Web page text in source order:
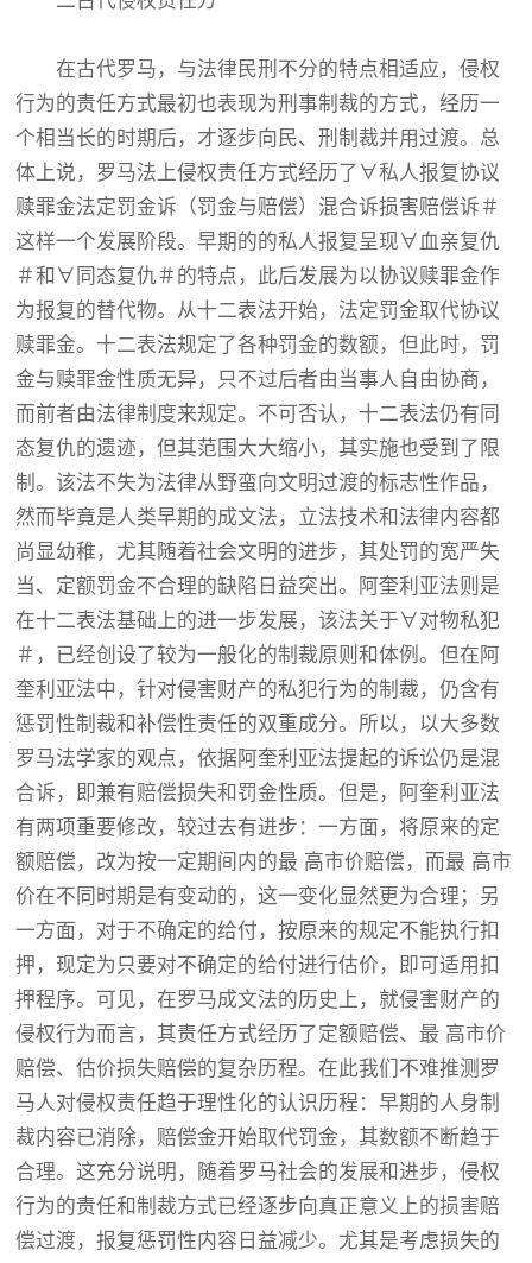
在古代罗马，与法律民刑不分的特点相适应，侵权
行为的责任方式最初也表现为刑事制裁的方式，经历一
个相当长的时期后，才逐步向民、刑制裁并用过渡。总
体上说，罗马法上侵权责任方式经历了∀私人报复协议
赎罪金法定罚金诉（罚金与赔偿）混合诉损害赔偿诉＃
这样一个发展阶段。早期的的私人报复呈现∀血亲复仇
＃和∀同态复仇＃的特点，此后发展为以协议赎罪金作
为报复的替代物。从十二表法开始，法定罚金取代协议
赎罪金。十二表法规定了各种罚金的数额，但此时，罚
金与赎罪金性质无异，只不过后者由当事人自由协商，
而前者由法律制度来规定。不可否认，十二表法仍有同
态复仇的遗迹，但其范围大大缩小，其实施也受到了限
制。该法不失为法律从野蛮向文明过渡的标志性作品，
然而毕竟是人类早期的成文法，立法技术和法律内容都
尚显幼稚，尤其随着社会文明的进步，其处罚的宽严失
当、定额罚金不合理的缺陷日益突出。阿奎利亚法则是
在十二表法基础上的进一步发展，该法关于∀对物私犯
＃，已经创设了较为一般化的制裁原则和体例。但在阿
奎利亚法中，针对侵害财产的私犯行为的制裁，仍含有
惩罚性制裁和补偿性责任的双重成分。所以，以大多数
罗马法学家的观点，依据阿奎利亚法提起的诉讼仍是混
合诉，即兼有赔偿损失和罚金性质。但是，阿奎利亚法
有两项重要修改，较过去有进步：一方面，将原来的定
额赔偿，改为按一定期间内的最 高市价赔偿，而最 高市
价在不同时期是有变动的，这一变化显然更为合理；另
一方面，对于不确定的给付，按原来的规定不能执行扣
押，现定为只要对不确定的给付进行估价，即可适用扣
押程序。可见，在罗马成文法的历史上，就侵害财产的
侵权行为而言，其责任方式经历了定额赔偿、最 高市价
赔偿、估价损失赔偿的复杂历程。在此我们不难推测罗
马人对侵权责任趋于理性化的认识历程：早期的人身制
裁内容已消除，赔偿金开始取代罚金，其数额不断趋于
合理。这充分说明，随着罗马社会的发展和进步，侵权
行为的责任和制裁方式已经逐步向真正意义上的损害赔
偿过渡，报复惩罚性内容日益减少。尤其是考虑损失的